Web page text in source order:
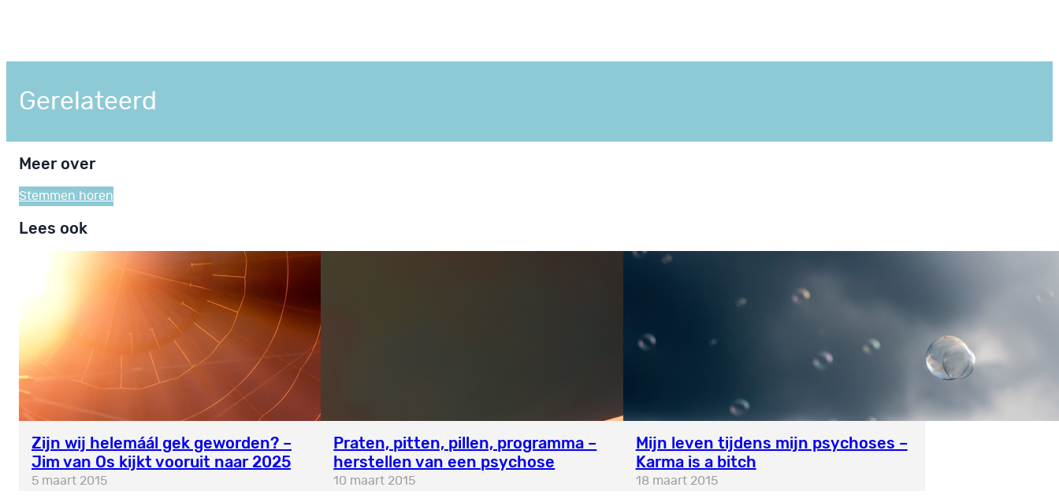
Gerelateerd
Meer over
Stemmen horen
Lees ook
Zijn wij helemáál gek geworden? –
Jim van Os kijkt vooruit naar 2025
5 maart 2015
Praten, pitten, pillen, programma –
herstellen van een psychose
10 maart 2015
Mijn leven tijdens mijn psychoses –
Karma is a bitch
18 maart 2015